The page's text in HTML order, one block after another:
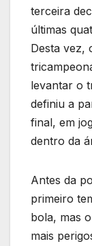
terceira
últimas
Desta vez,
levantar o
definiu a
final, em
dentro da
Antes da
primeiro
bola, mas
mais